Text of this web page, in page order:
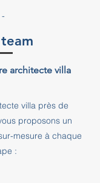
-
architecte villa
villa près de
proposons un
mesure à chaque
: